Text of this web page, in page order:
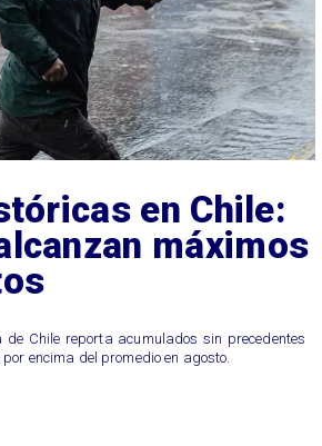
en Chile:
máximos
de Chile reporta acumulados sin precedentes
encima del promedio en agosto.